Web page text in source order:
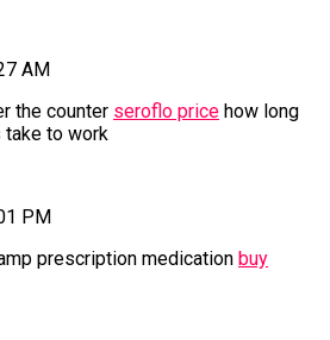
AM
the counter seroflo price how long
take to work
PM
prescription medication buy